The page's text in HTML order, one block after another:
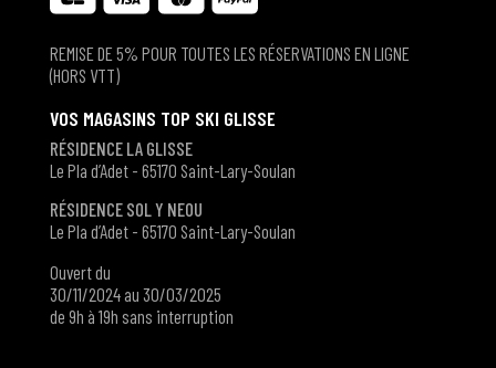
REMISE DE 5% POUR TOUTES LES RÉSERVATIONS EN LIGNE
(HORS VTT)
VOS MAGASINS TOP SKI GLISSE
RÉSIDENCE LA GLISSE
Le Pla d’Adet - 65170 Saint-Lary-Soulan
RÉSIDENCE SOL Y NEOU
Le Pla d’Adet - 65170 Saint-Lary-Soulan
Ouvert du
30/11/2024 au 30/03/2025
de 9h à 19h sans interruption